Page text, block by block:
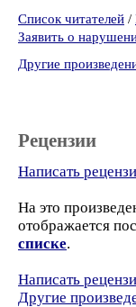
Список читателей /
Заявить о
Другие
Рецензии
Написать
На это
отображается
списке.
Написать
Другие